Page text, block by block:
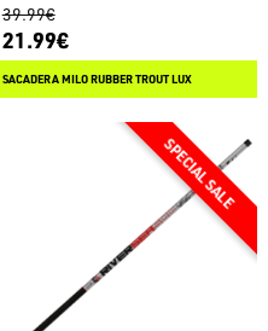
39.99€
21.99€
SACADERA MILO RUBBER TROUT LUX